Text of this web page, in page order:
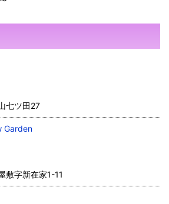
七ツ田27
Garden
敷字新在家1-11